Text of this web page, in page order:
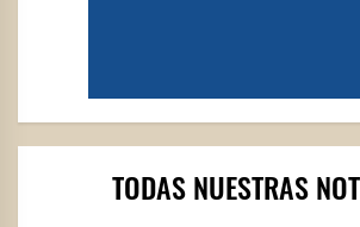
TODAS NUESTRAS